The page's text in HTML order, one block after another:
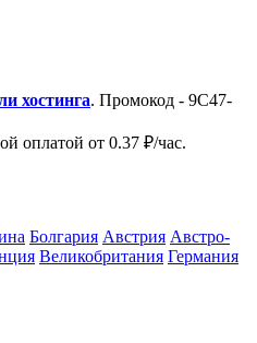
хостинга. Промокод - 9C47-
оплатой от 0.37 ₽/час.
Болгария Австрия Австро-
Великобритания Германия